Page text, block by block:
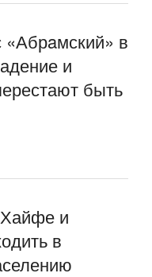
«Абрaмский» в
и
быть
и
в